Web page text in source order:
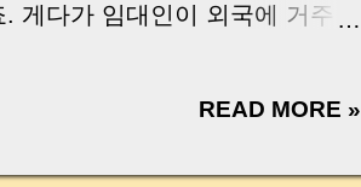
게다가 임대인이 외국에 거주
달 , 송달불능증명 같은 수단을
READ MORE »